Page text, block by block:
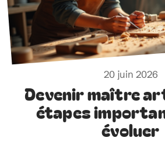
20 juin 2026
Devenir maître
étapes
évoluer